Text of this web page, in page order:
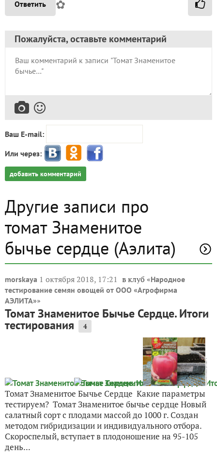
Ответить ✿
Пожалуйста, оставьте комментарий
Ваш E-mail:
Или через:
добавить комментарий
Другие записи про
томат Знаменитое
бычье сердце (Аэлита)
morskaya 1 октября 2018, 17:21 в клуб «Народное
тестирование семян овощей от ООО «Агрофирма
АЭЛИТА»»
Томат Знаменитое Бычье Сердце. Итоги
тестирования 4
Томат Знаменитое Бычье Сердце Какие параметры
тестируем? Томат Знаменитое бычье сердце Новый
салатный сорт с плодами массой до 1000 г. Создан
методом гибридизации и индивидуального отбора.
Скороспелый, вступает в плодоношение на 95-105
день...